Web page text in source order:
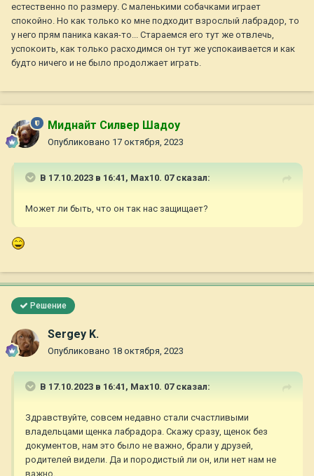
естественно по размеру. С маленькими собачками играет
спокойно. Но как только ко мне подходит взрослый лабрадор, то
у него прям паника какая-то... Стараемся его тут же отвлечь,
успокоить, как только расходимся он тут же успокаивается и как
будто ничего и не было продолжает играть.
Миднайт Силвер Шадоу
Опубликовано 17 октября, 2023
В 17.10.2023 в 16:41, Max10. 07сказал:
Может ли быть, что он так нас защищает?
Решение
Sergey K.
Опубликовано 18 октября, 2023
В 17.10.2023 в 16:41, Max10. 07сказал:
Здравствуйте, совсем недавно стали счастливыми
владельцами щенка лабрадора. Скажу сразу, щенок без
документов, нам это было не важно, брали у друзей,
родителей видели. Да и породистый ли он, или нет нам не
важно.